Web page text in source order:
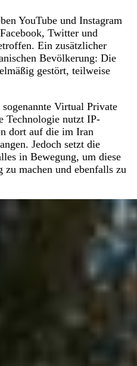
YouTube und Instagram
Twitter und
Ein zusätzlicher
Bevölkerung: Die
gestört, teilweise
Virtual Private
Technologie nutzt IP-
dort auf die im Iran
Jedoch setzt die
in Bewegung, um diese
machen und ebenfalls zu